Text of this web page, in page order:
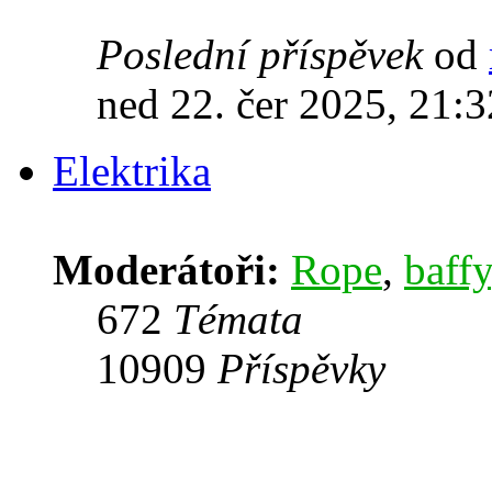
Poslední příspěvekod
ned 22. čer 2025,
Elektrika
Moderátoři: Rope, baffy
672 Témata
10909 Příspěvky